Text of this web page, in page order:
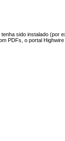
sido instalado (por
PDFs, o portal